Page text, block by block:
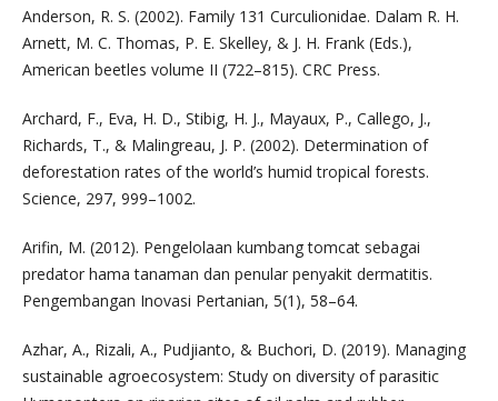
Anderson, R. S. (2002). Family 131 Curculionidae. Dalam R. H.
Arnett, M. C. Thomas, P. E. Skelley, & J. H. Frank (Eds.),
American beetles volume II (722–815). CRC Press.
Archard, F., Eva, H. D., Stibig, H. J., Mayaux, P., Callego, J.,
Richards, T., & Malingreau, J. P. (2002). Determination of
deforestation rates of the world’s humid tropical forests.
Science, 297, 999–1002.
Arifin, M. (2012). Pengelolaan kumbang tomcat sebagai
predator hama tanaman dan penular penyakit dermatitis.
Pengembangan Inovasi Pertanian, 5(1), 58–64.
Azhar, A., Rizali, A., Pudjianto, & Buchori, D. (2019). Managing
sustainable agroecosystem: Study on diversity of parasitic